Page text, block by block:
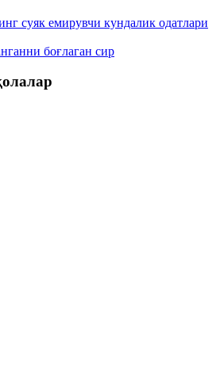
суяк емирувчи кундалик одатлари
боғлаган сир